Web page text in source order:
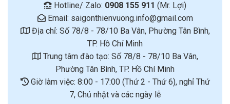
Hotline/ Zalo: 0908 155 911 (Mr. Lợi)
Email: saigonthienvuong.info@gmail.com
Địa chỉ: Số 78/8 - 78/10 Ba Vân, Phường Tân Bình,
TP. Hồ Chí Minh
Trung tâm đào tạo: Số 78/8 - 78/10 Ba Vân,
Phường Tân Bình, TP. Hồ Chí Minh
Giờ làm việc: 8:00 - 17:00 (Thứ 2 - Thứ 6), nghỉ Thứ
7, Chủ nhật và các ngày lễ